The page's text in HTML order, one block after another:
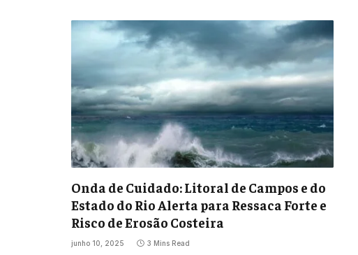
Onda de Cuidado: Litoral de Campos e do
Estado do Rio Alerta para Ressaca Forte e
Risco de Erosão Costeira
junho 10, 2025 3 Mins Read